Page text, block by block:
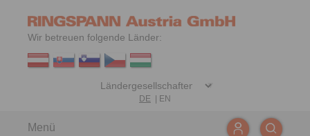
Wir betreuen folgende Länder:
DE| EN
Menü